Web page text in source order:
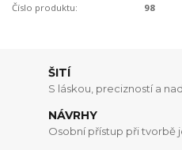
Číslo produktu: 98
ŠITÍ
S láskou, precizností a
NÁVRHY
Osobní přístup při tvorbě